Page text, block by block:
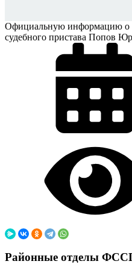
Официальную информацию о
судебного пристава Попов
Районные отделы